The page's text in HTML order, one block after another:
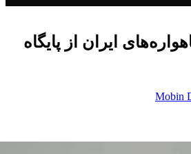
ایران از پایگاه
Mobin